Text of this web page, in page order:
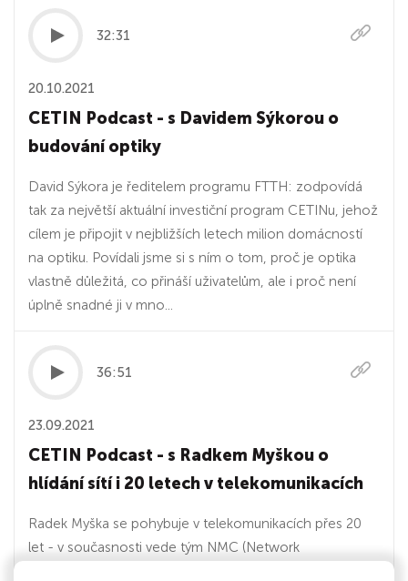
32:31
20.10.2021
CETIN Podcast - s Davidem Sýkorou o
budování optiky
David Sýkora je ředitelem programu FTTH: zodpovídá
tak za největší aktuální investiční program CETINu, jehož
cílem je připojit v nejbližších letech milion domácností
na optiku. Povídali jsme si s ním o tom, proč je optika
vlastně důležitá, co přináší uživatelům, ale i proč není
úplně snadné ji v mno...
36:51
23.09.2021
CETIN Podcast - s Radkem Myškou o
hlídání sítí i 20 letech v telekomunikacích
Radek Myška se pohybuje v telekomunikacích přes 20
let - v současnosti vede tým NMC (Network